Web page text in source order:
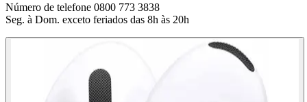
Número de telefone 0800 773 3838
Seg. à Dom. exceto feriados das 8h às 20h